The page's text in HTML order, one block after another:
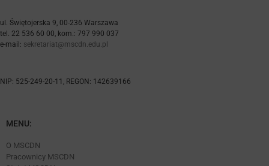
ul. Świętojerska 9, 00-236 Warszawa
tel. 22 536 60 00, kom.: 797 990 037
e-mail: sekretariat@mscdn.edu.pl
NIP: 525-249-20-11, REGON: 142639166
MENU:
O MSCDN
Pracownicy MSCDN